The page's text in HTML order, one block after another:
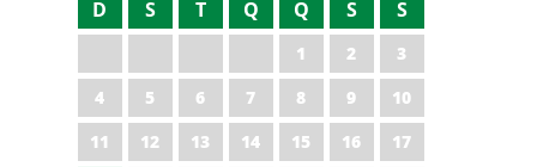
D S T Q Q S S
1 2
3
4
5 6 7 8 9
10
11
12 13 14 15 16
17